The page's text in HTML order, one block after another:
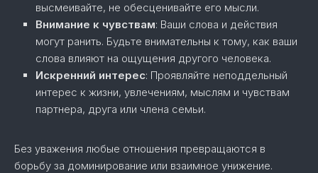
высмеивайте, не обесценивайте его мысли.
Внимание к чувствам: Ваши слова и действия
могут ранить. Будьте внимательны к тому, как ваши
слова влияют на ощущения другого человека.
Искренний интерес: Проявляйте неподдельный
интерес к жизни, увлечениям, мыслям и чувствам
партнера, друга или члена семьи.
Без уважения любые отношения превращаются в
борьбу за доминирование или взаимное унижение.